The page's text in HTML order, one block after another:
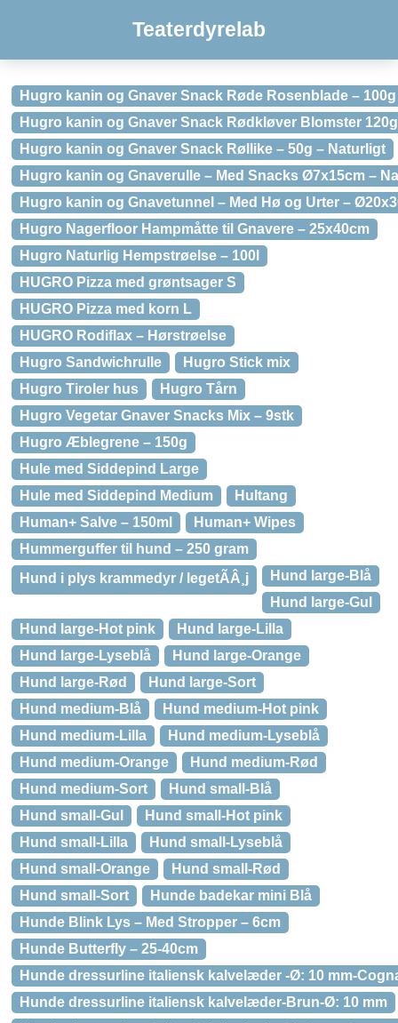
Teaterdyrelab
Hugro kanin og Gnaver Snack Røde Rosenblade – 100g
Hugro kanin og Gnaver Snack Rødkløver Blomster
Hugro kanin og Gnaver Snack Røllike – 50g – Naturligt
Hugro kanin og Gnaverulle – Med Snacks Ø7x15cm –
Hugro kanin og Gnavetunnel – Med Hø og Urter –
Hugro Nagerfloor Hampmåtte til Gnavere – 25x40cm
Hugro Naturlig Hempstrøelse – 100l
HUGRO Pizza med grøntsager S
HUGRO Pizza med korn L
HUGRO Rodiflax – Hørstrøelse
Hugro Sandwichrulle
Hugro Stick mix
Hugro Tiroler hus
Hugro Tårn
Hugro Vegetar Gnaver Snacks Mix – 9stk
Hugro Æblegrene – 150g
Hule med Siddepind Large
Hule med Siddepind Medium
Hultang
Human+ Salve – 150ml
Human+ Wipes
Hummerguffer til hund – 250 gram
Hund i plys krammedyr / legetÃÂ¸j
Hund large-Blå
Hund large-Gul
Hund large-Hot pink
Hund large-Lilla
Hund large-Lyseblå
Hund large-Orange
Hund large-Rød
Hund large-Sort
Hund medium-Blå
Hund medium-Hot pink
Hund medium-Lilla
Hund medium-Lyseblå
Hund medium-Orange
Hund medium-Rød
Hund medium-Sort
Hund small-Blå
Hund small-Gul
Hund small-Hot pink
Hund small-Lilla
Hund small-Lyseblå
Hund small-Orange
Hund small-Rød
Hund small-Sort
Hunde badekar mini Blå
Hunde Blink Lys – Med Stropper – 6cm
Hunde Butterfly – 25-40cm
Hunde dressurline italiensk kalvelæder -Ø: 10 mm-
Hunde dressurline italiensk kalvelæder-Brun-Ø: 10 mm